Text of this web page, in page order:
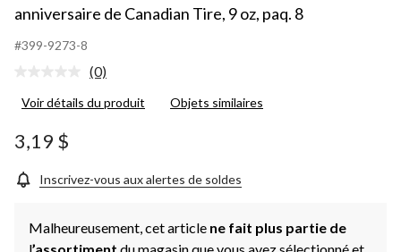
anniversaire de Canadian Tire, 9 oz, paq. 8
#399-9273-8
Aucune
pour
la
même
(0)
Voir détails du produit Objets similaires
3,19 $
Inscrivez-vous aux alertes de soldes
Malheureusement, cet article ne fait plus partie de